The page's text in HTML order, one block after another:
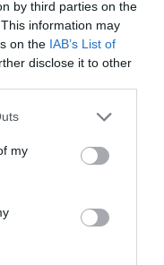
by third parties on the
information may
on the IAB’s List of
disclose it to other
my